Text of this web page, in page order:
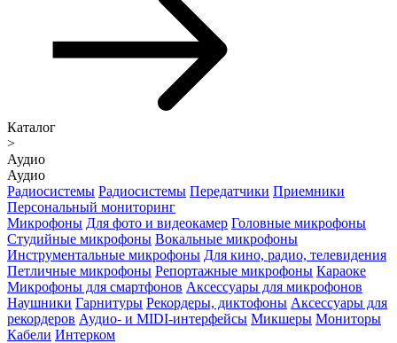
Каталог
>
Аудио
Аудио
Радиосистемы Радиосистемы Передатчики Приемники
Персональный мониторинг
Микрофоны Для фото и видеокамер Головные микрофоны
Студийные микрофоны Вокальные микрофоны
Инструментальные микрофоны Для кино, радио, телевидения
Петличные микрофоны Репортажные микрофоны Караоке
Микрофоны для смартфонов Аксессуары для микрофонов
Наушники Гарнитуры Рекордеры, диктофоны Аксессуары для
рекордеров Аудио- и MIDI-интерфейсы Микшеры Мониторы
Кабели Интерком